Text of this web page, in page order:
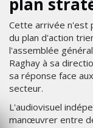
plan
Cette arrivée n'est
du plan d'action
l'assemblée
Raghay à sa
sa réponse face
secteur.
L'audiovisuel
manœuvrer entre